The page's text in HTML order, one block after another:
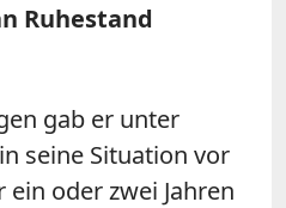
Ruhestand
gab er unter
seine Situation vor
oder zwei Jahren